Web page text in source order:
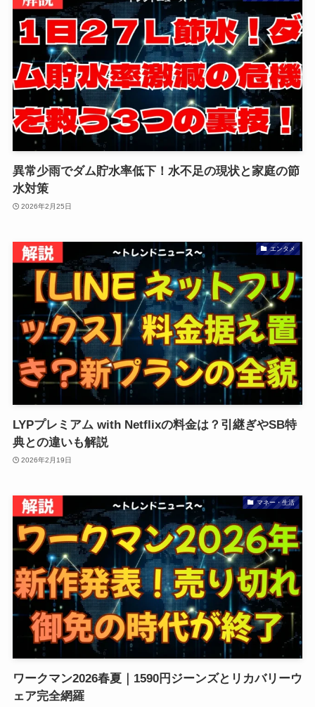
異常少雨でダム貯水率低下！水不足の現状と家庭の節
水対策
2026年2月25日
エンタメ
LYPプレミアム with Netflixの料金は？引継ぎやSB特
典との違いも解説
2026年2月19日
マネー・生活
ワークマン2026春夏｜1590円ジーンズとリカバリーウ
ェア完全網羅